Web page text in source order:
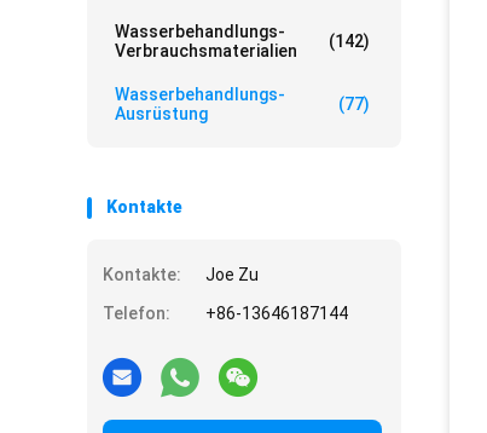
Wasserbehandlungs-
Verbrauchsmaterialien
(142)
Wasserbehandlungs-
Ausrüstung
(77)
Kontakte
Kontakte:
Joe Zu
Telefon:
+86-13646187144